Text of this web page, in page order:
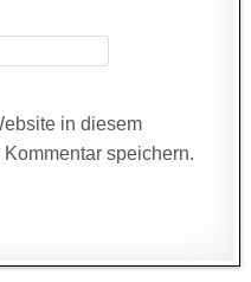
in diesem
speichern.